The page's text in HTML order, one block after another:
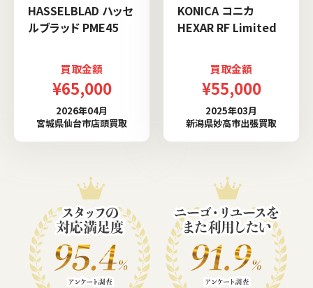
HASSELBLAD ハッセ
ルブラッド PME45
買取金額
¥65,000
2026年04月
宮城県仙台市店頭買取
KONICA コニカ
HEXAR RF Limited
買取金額
¥55,000
2025年03月
新潟県妙高市出張買取